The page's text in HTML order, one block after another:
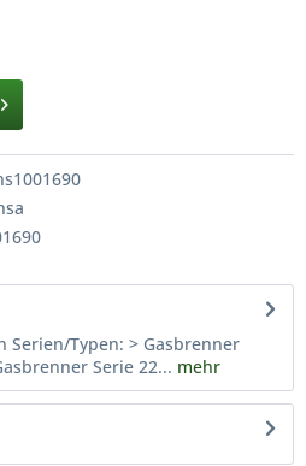
Serien/Typen: > Gasbrenner
Serie 22... mehr